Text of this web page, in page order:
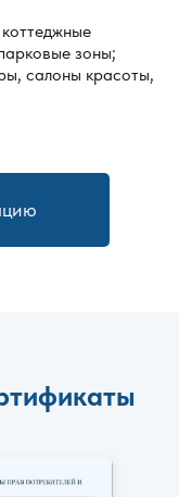
зоны;
салоны красоты,